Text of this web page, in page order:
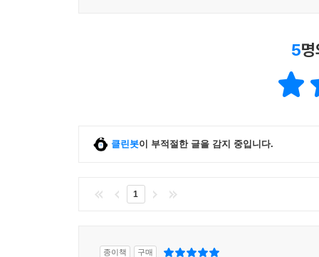
5
클린봇이 부적절한 글을 감지 중입니다.
1
종이책 구매